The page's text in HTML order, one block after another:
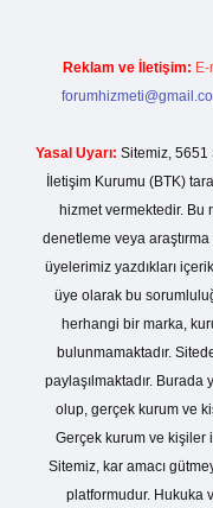
Reklam ve İletişim:
Yasal Uyarı: Sitemiz, 5651
İletişim Kurumu (BTK)
hizmet vermektedir.
denetleme veya
üyelerimiz yazdıkları
üye olarak bu
herhangi bir marka,
bulunmamaktadır.
paylaşılmaktadır.
olup, gerçek kurum ve
Gerçek kurum ve kişiler
Sitemiz, kar amacı
platformudur. Hukuka